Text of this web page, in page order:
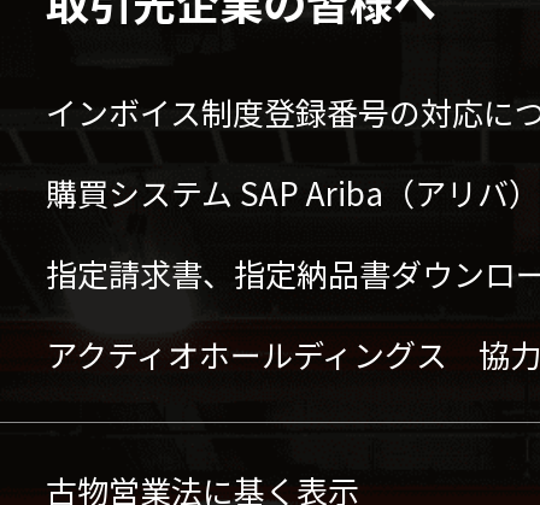
インボイス制度登録番号の対応に
購買システム SAP Ariba（アリバ
指定請求書、指定納品書ダウンロ
アクティオホールディングス 協
古物営業法に基く表示